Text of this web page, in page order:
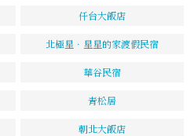
仟台大飯店
北極星．星星的家渡假民宿
華谷民宿
青松居
朝北大飯店